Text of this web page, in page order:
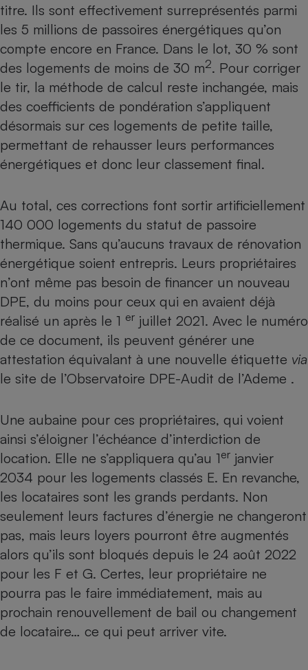
titre. Ils sont effectivement surreprésentés parmi
les 5 millions de passoires énergétiques qu’on
compte encore en France. Dans le lot, 30 % sont
des logements de moins de 30 m2. Pour corriger
le tir, la méthode de calcul reste inchangée, mais
des coefficients de pondération s’appliquent
désormais sur ces logements de petite taille,
permettant de rehausser leurs performances
énergétiques et donc leur classement final.
Au total, ces corrections font sortir artificiellement
140 000 logements du statut de passoire
thermique. Sans qu’aucuns travaux de rénovation
énergétique soient entrepris. Leurs propriétaires
n’ont même pas besoin de financer un nouveau
DPE, du moins pour ceux qui en avaient déjà
réalisé un après le 1 er juillet 2021. Avec le numéro
de ce document, ils peuvent générer une
attestation équivalant à une nouvelle étiquette via
le site de l’Observatoire DPE-Audit de l’Ademe .
Une aubaine pour ces propriétaires, qui voient
ainsi s’éloigner l’échéance d’interdiction de
location. Elle ne s’appliquera qu’au 1er janvier
2034 pour les logements classés E. En revanche,
les locataires sont les grands perdants. Non
seulement leurs factures d’énergie ne changeront
pas, mais leurs loyers pourront être augmentés
alors qu’ils sont bloqués depuis le 24 août 2022
pour les F et G. Certes, leur propriétaire ne
pourra pas le faire immédiatement, mais au
prochain renouvellement de bail ou changement
de locataire… ce qui peut arriver vite.